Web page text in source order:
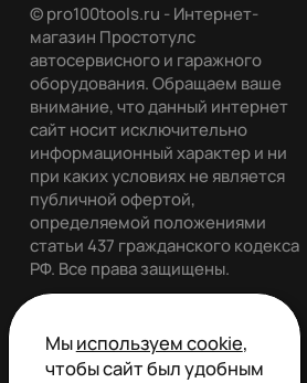
© pro100tools.ru - Интернет-
магазин Простотулс
автосервисного и гаражного
оборудования. Обращаем ваше
внимание, что данный интернет
сайт носит исключительно
информационный характер и ни
при каких условиях не является
публичной офертой,
определяемой положениями
статьи 437 гражданского кодекса
РФ. Все права защищены.
Обратный звонок
Мыиспользуем cookie,
чтобы сайт был удобным